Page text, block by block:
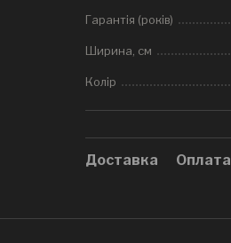
Гарантія (років)
Ширина, см
Колір
Доставка Оплата